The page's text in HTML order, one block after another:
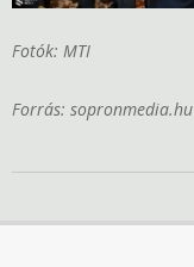
Fotók: MTI
Forrás: sopronmedia.hu